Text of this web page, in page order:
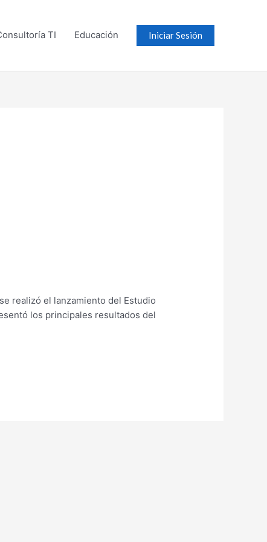
TI Educación Iniciar Sesión
realizó el lanzamiento del Estudio
los principales resultados del